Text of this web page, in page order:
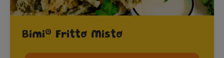
Bimi® Fritto Misto